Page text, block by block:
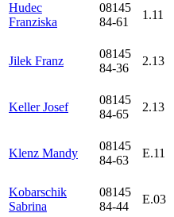
Hudec
Franziska
08145
84-61
1.11
Jilek Franz
08145
84-36
2.13
Keller Josef
08145
84-65
2.13
Klenz Mandy
08145
84-63
E.11
Kobarschik
Sabrina
08145
84-44
E.03